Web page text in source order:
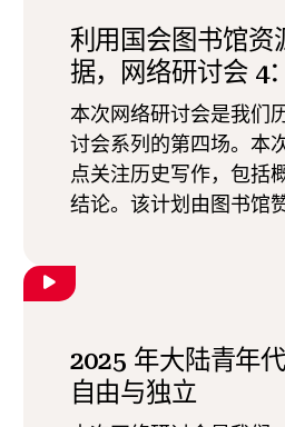
利用国会图书馆资
据，网络研讨会 4
本次网络研讨会是我们
讨会系列的第四场。本
点关注历史写作，包括
结论。该计划由图书馆
2025 年大陆青年
自由与独立